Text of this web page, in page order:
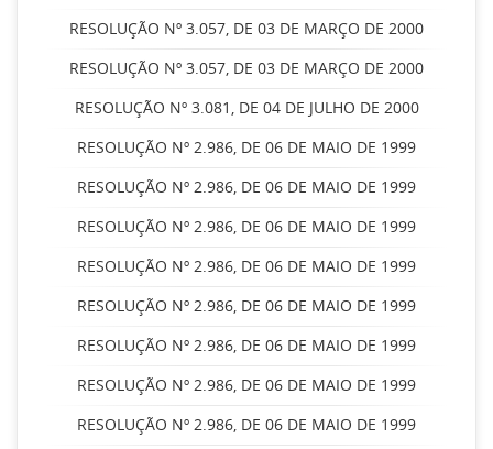
RESOLUÇÃO Nº 3.057, DE 03 DE MARÇO DE 2000
RESOLUÇÃO Nº 3.057, DE 03 DE MARÇO DE 2000
RESOLUÇÃO Nº 3.081, DE 04 DE JULHO DE 2000
RESOLUÇÃO Nº 2.986, DE 06 DE MAIO DE 1999
RESOLUÇÃO Nº 2.986, DE 06 DE MAIO DE 1999
RESOLUÇÃO Nº 2.986, DE 06 DE MAIO DE 1999
RESOLUÇÃO Nº 2.986, DE 06 DE MAIO DE 1999
RESOLUÇÃO Nº 2.986, DE 06 DE MAIO DE 1999
RESOLUÇÃO Nº 2.986, DE 06 DE MAIO DE 1999
RESOLUÇÃO Nº 2.986, DE 06 DE MAIO DE 1999
RESOLUÇÃO Nº 2.986, DE 06 DE MAIO DE 1999